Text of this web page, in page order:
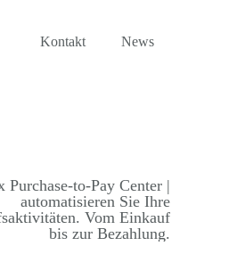
Kontakt News